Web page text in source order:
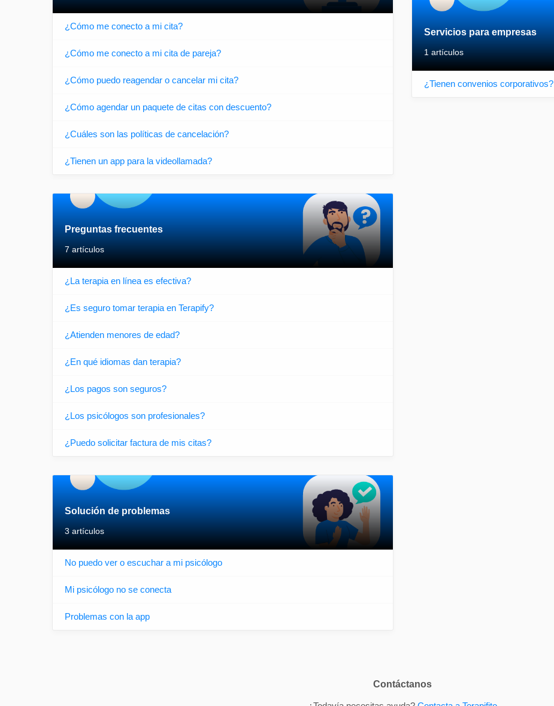
¿Cómo me conecto a mi cita?
¿Cómo me conecto a mi cita de pareja?
¿Cómo puedo reagendar o cancelar mi cita?
¿Cómo agendar un paquete de citas con descuento?
¿Cuáles son las políticas de cancelación?
¿Tienen un app para la videollamada?
Preguntas frecuentes
7 artículos
¿La terapia en línea es efectiva?
¿Es seguro tomar terapia en Terapify?
¿Atienden menores de edad?
¿En qué idiomas dan terapia?
¿Los pagos son seguros?
¿Los psicólogos son profesionales?
¿Puedo solicitar factura de mis citas?
Solución de problemas
3 artículos
No puedo ver o escuchar a mi psicólogo
Mi psicólogo no se conecta
Problemas con la app
Servicios para empresas
1 artículos
¿Tienen convenios corporativos?
Contáctanos